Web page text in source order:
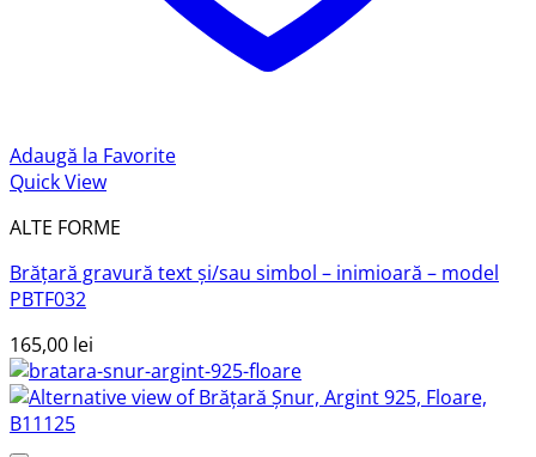
Adaugă la Favorite
Quick View
ALTE FORME
Brățară gravură text și/sau simbol – inimioară – model
PBTF032
165,00 lei